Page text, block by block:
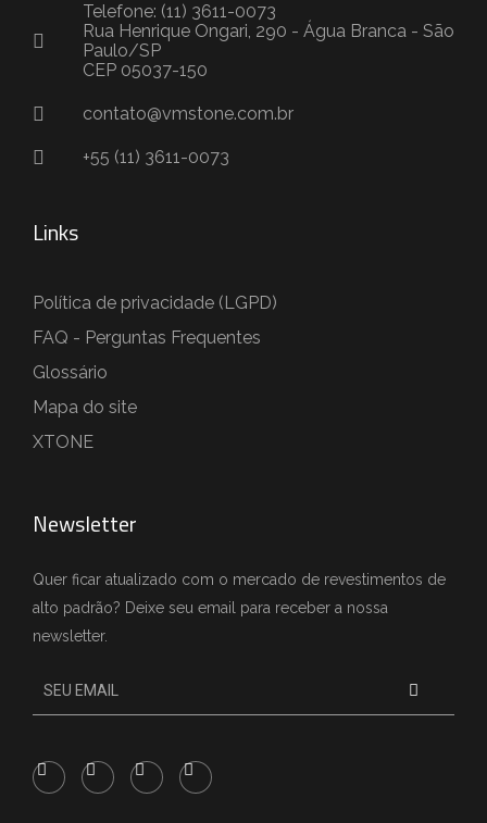
Telefone: (11) 3611-0073
Rua Henrique Ongari, 290 - Água Branca - São
Paulo/SP
CEP 05037-150
contato@vmstone.com.br
+55 (11) 3611-0073
Links
Política de privacidade (LGPD)
FAQ - Perguntas Frequentes
Glossário
Mapa do site
XTONE
Newsletter
Quer ficar atualizado com o mercado de revestimentos de
alto padrão? Deixe seu email para receber a nossa
newsletter.